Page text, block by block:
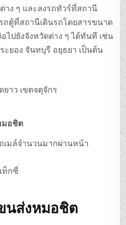
าง ๆ และลงรถทัวร์ที่สถานี
ตู้ที่สถานีเดินรถโดยสารขนาด
ไปยังจังหวัดต่าง ๆ ได้ทันที เช่น
ยอง จันทบุรี อยุธยา เป็นต้น
าว เขตจตุจักร
มอชิต
เมล์จำนวนมากผ่านหน้า
ท็กซี่
นส่งหมอชิต